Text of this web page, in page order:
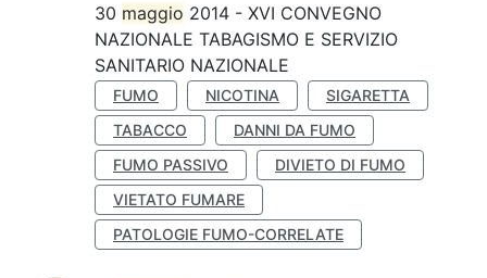
30 maggio 2014 - XVI CONVEGNO
NAZIONALE TABAGISMO E SERVIZIO
SANITARIO NAZIONALE
FUMO NICOTINA
SIGARETTA
TABACCO
DANNI DA FUMO
FUMO PASSIVO
DIVIETO DI FUMO
VIETATO FUMARE
PATOLOGIE FUMO-CORRELATE